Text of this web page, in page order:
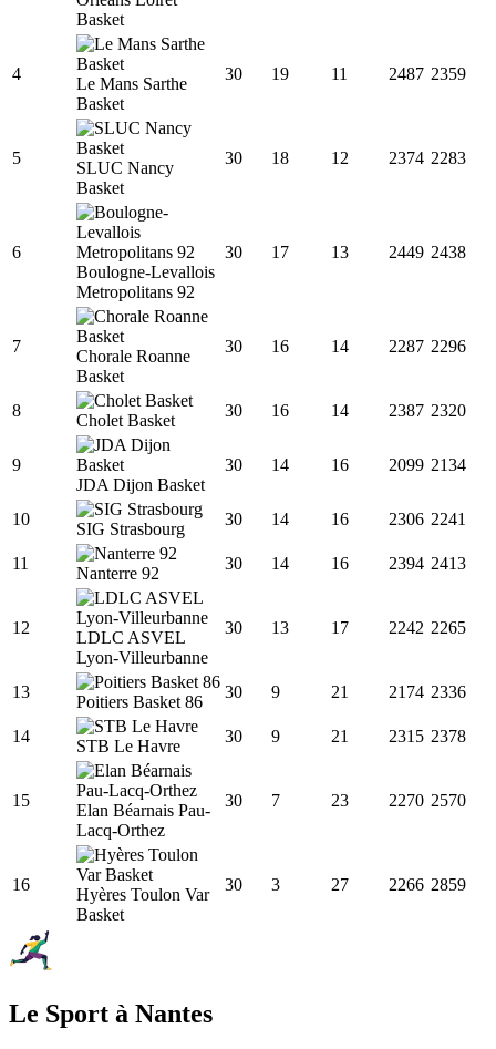
Basket
4
Le Mans Sarthe
Basket
30 19 11 2487 2359
5
SLUC Nancy
Basket
30 18 12 2374 2283
6
Boulogne-Levallois
Metropolitans 92
30 17 13 2449 2438
7
Chorale Roanne
Basket
30 16 14 2287 2296
8
Cholet Basket
30 16 14 2387 2320
9
JDA Dijon Basket
30 14 16 2099 2134
10
SIG Strasbourg
30 14 16 2306 2241
11
Nanterre 92
30 14 16 2394 2413
12
LDLC ASVEL
Lyon-Villeurbanne
30 13 17 2242 2265
13
Poitiers Basket 86
30 9 21 2174 2336
14
STB Le Havre
30 9 21 2315 2378
15
Elan Béarnais Pau-
Lacq-Orthez
30 7 23 2270 2570
16
Hyères Toulon Var
Basket
30 3 27 2266 2859
Le Sport à Nantes